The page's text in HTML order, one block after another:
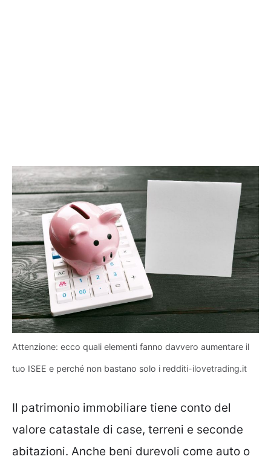
Attenzione: ecco quali elementi fanno davvero aumentare il
tuo ISEE e perché non bastano solo i redditi-ilovetrading.it
Il patrimonio immobiliare tiene conto del
valore catastale di case, terreni e seconde
abitazioni. Anche beni durevoli come auto o